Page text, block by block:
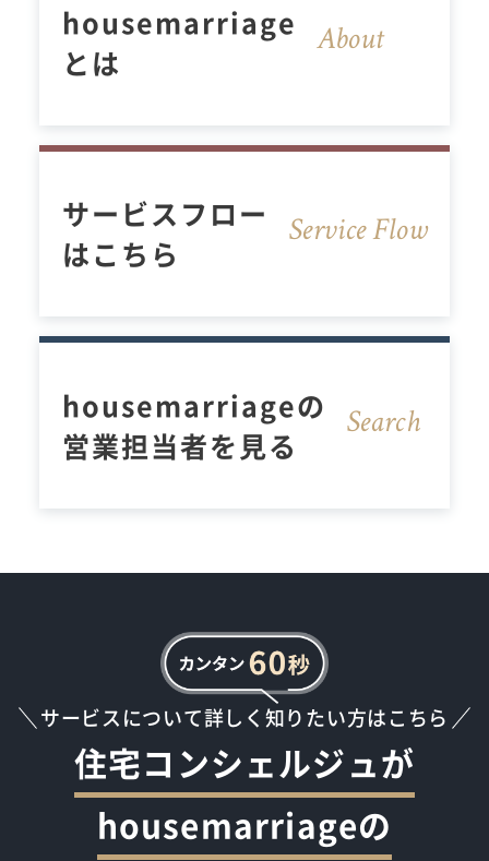
About
housemarriage
とは
Service Flow
サービスフロー
はこちら
Search
housemarriageの
営業担当者を見る
サービスについて詳しく知りたい方はこちら
住宅コンシェルジュが
housemarriageの